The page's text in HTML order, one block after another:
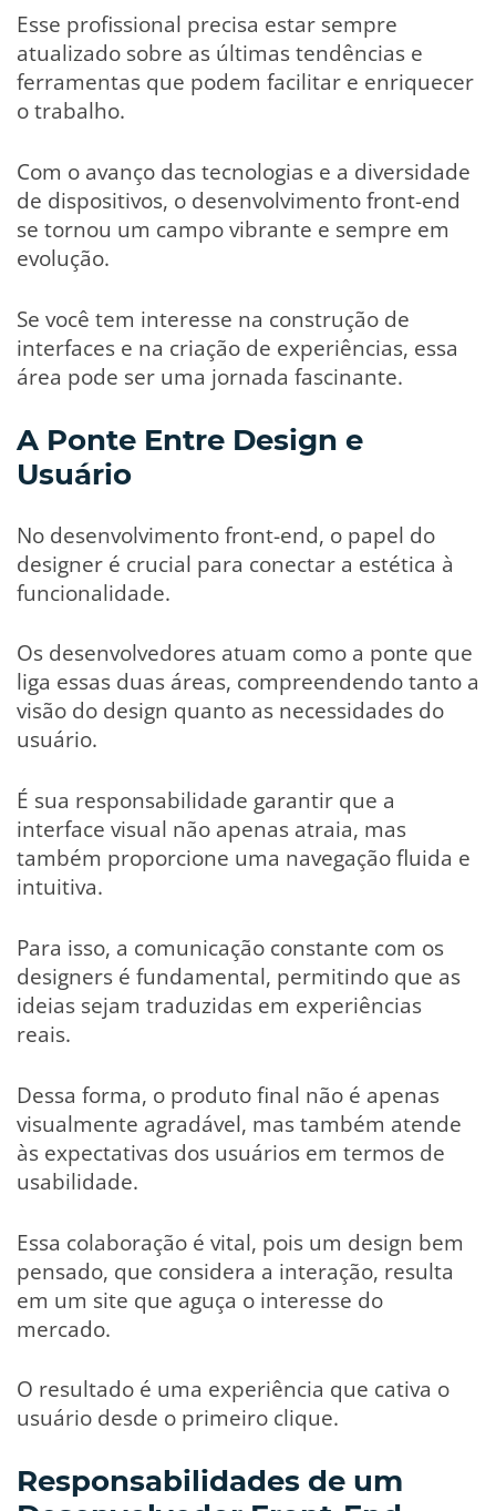
Esse profissional precisa estar sempre
atualizado sobre as últimas tendências e
ferramentas que podem facilitar e enriquecer
o trabalho.
Com o avanço das tecnologias e a diversidade
de dispositivos, o desenvolvimento front-end
se tornou um campo vibrante e sempre em
evolução.
Se você tem interesse na construção de
interfaces e na criação de experiências, essa
área pode ser uma jornada fascinante.
A Ponte Entre Design e
Usuário
No desenvolvimento front-end, o papel do
designer é crucial para conectar a estética à
funcionalidade.
Os desenvolvedores atuam como a ponte que
liga essas duas áreas, compreendendo tanto a
visão do design quanto as necessidades do
usuário.
É sua responsabilidade garantir que a
interface visual não apenas atraia, mas
também proporcione uma navegação fluida e
intuitiva.
Para isso, a comunicação constante com os
designers é fundamental, permitindo que as
ideias sejam traduzidas em experiências
reais.
Dessa forma, o produto final não é apenas
visualmente agradável, mas também atende
às expectativas dos usuários em termos de
usabilidade.
Essa colaboração é vital, pois um design bem
pensado, que considera a interação, resulta
em um site que aguça o interesse do
mercado.
O resultado é uma experiência que cativa o
usuário desde o primeiro clique.
Responsabilidades de um